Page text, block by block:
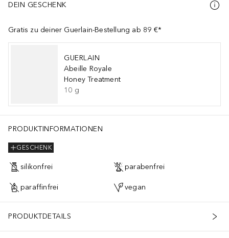
DEIN GESCHENK
Gratis zu deiner Guerlain-Bestellung ab 89 €*
GUERLAIN
Abeille Royale
Honey Treatment
10 g
PRODUKTINFORMATIONEN
GESCHENK
silikonfrei parabenfrei
paraffinfrei vegan
PRODUKTDETAILS